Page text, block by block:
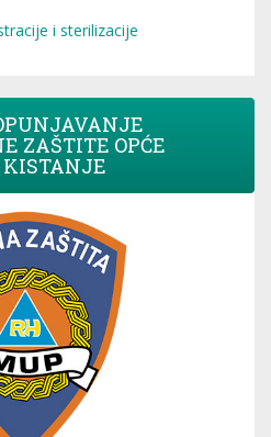
i sterilizacije
ZAŠTITE OPĆE